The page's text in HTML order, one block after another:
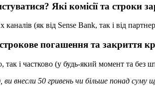
стуватися? Які комісії та строки за
х каналів (як від Sense Bank, так і від партнер
строкове погашення та закриття кр
, так і частково (у будь-який момент та без ш
ви внесли 50 гривень чи більше понад суму щ